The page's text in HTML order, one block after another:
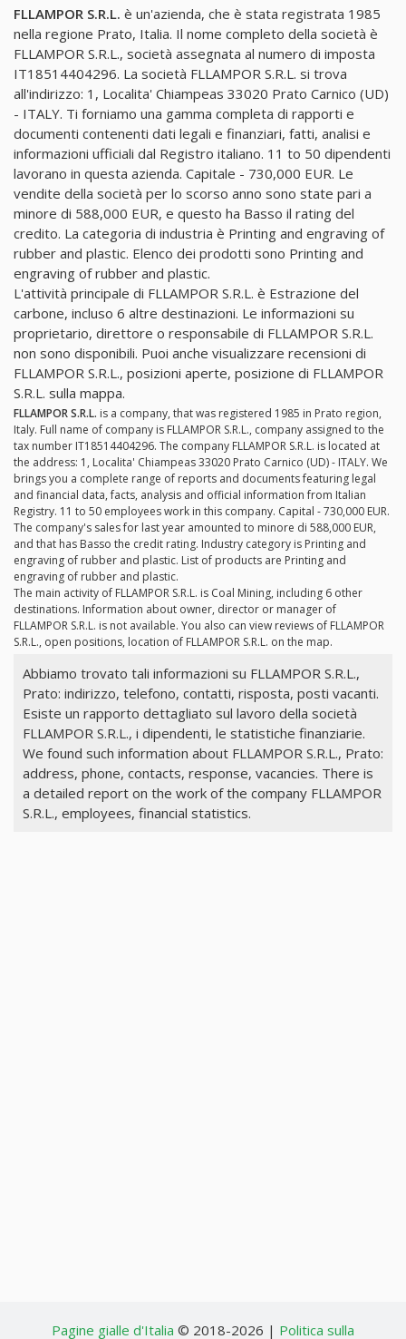
FLLAMPOR S.R.L. è un'azienda, che è stata registrata 1985
nella regione Prato, Italia. Il nome completo della società è
FLLAMPOR S.R.L., società assegnata al numero di imposta
IT18514404296. La società FLLAMPOR S.R.L. si trova
all'indirizzo: 1, Localita' Chiampeas 33020 Prato Carnico (UD)
- ITALY. Ti forniamo una gamma completa di rapporti e
documenti contenenti dati legali e finanziari, fatti, analisi e
informazioni ufficiali dal Registro italiano. 11 to 50 dipendenti
lavorano in questa azienda. Capitale - 730,000 EUR. Le
vendite della società per lo scorso anno sono state pari a
minore di 588,000 EUR, e questo ha Basso il rating del
credito. La categoria di industria è Printing and engraving of
rubber and plastic. Elenco dei prodotti sono Printing and
engraving of rubber and plastic.
L'attività principale di FLLAMPOR S.R.L. è Estrazione del
carbone, incluso 6 altre destinazioni. Le informazioni su
proprietario, direttore o responsabile di FLLAMPOR S.R.L.
non sono disponibili. Puoi anche visualizzare recensioni di
FLLAMPOR S.R.L., posizioni aperte, posizione di FLLAMPOR
S.R.L. sulla mappa.
FLLAMPOR S.R.L. is a company, that was registered 1985 in Prato region,
Italy. Full name of company is FLLAMPOR S.R.L., company assigned to the
tax number IT18514404296. The company FLLAMPOR S.R.L. is located at
the address: 1, Localita' Chiampeas 33020 Prato Carnico (UD) - ITALY. We
brings you a complete range of reports and documents featuring legal
and financial data, facts, analysis and official information from Italian
Registry. 11 to 50 employees work in this company. Capital - 730,000 EUR.
The company's sales for last year amounted to minore di 588,000 EUR,
and that has Basso the credit rating. Industry category is Printing and
engraving of rubber and plastic. List of products are Printing and
engraving of rubber and plastic.
The main activity of FLLAMPOR S.R.L. is Coal Mining, including 6 other
destinations. Information about owner, director or manager of
FLLAMPOR S.R.L. is not available. You also can view reviews of FLLAMPOR
S.R.L., open positions, location of FLLAMPOR S.R.L. on the map.
Abbiamo trovato tali informazioni su FLLAMPOR S.R.L.,
Prato: indirizzo, telefono, contatti, risposta, posti vacanti.
Esiste un rapporto dettagliato sul lavoro della società
FLLAMPOR S.R.L., i dipendenti, le statistiche finanziarie.
We found such information about FLLAMPOR S.R.L., Prato:
address, phone, contacts, response, vacancies. There is
a detailed report on the work of the company FLLAMPOR
S.R.L., employees, financial statistics.
Pagine gialle d'Italia © 2018-2026 | Politica sulla